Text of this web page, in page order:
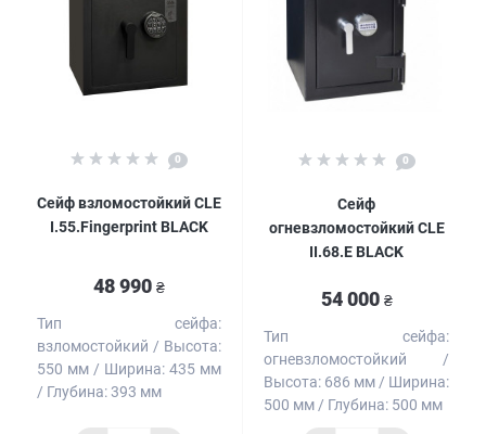
0
Сейф взломостойкий CLE
I.55.Fingerprint BLACK
48 990 ₴
Тип сейфа:
взломостойкий
Высота:
550 мм
Ширина: 435 мм
Глубина:393 мм
0
Сейф
огневзломостойкий CLE
II.68.E BLACK
54 000 ₴
Тип сейфа:
огневзломостойкий
Высота: 686 мм
Ширина:
500 мм
Глубина: 500 мм